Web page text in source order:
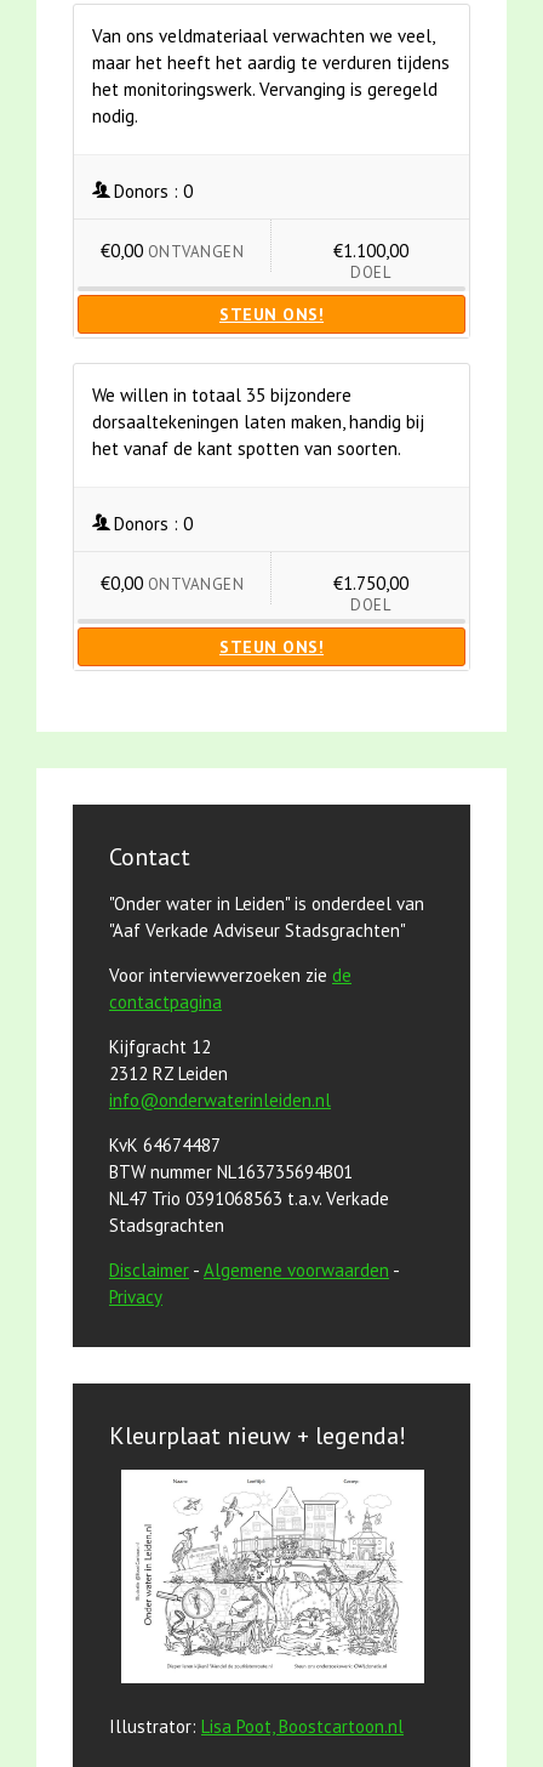
Van ons veldmateriaal verwachten we veel,
maar het heeft het aardig te verduren tijdens
het monitoringswerk. Vervanging is geregeld
nodig.
Donors : 0
€0,00 ONTVANGEN €1.100,00
DOEL
STEUN ONS!
We willen in totaal 35 bijzondere
dorsaaltekeningen laten maken, handig bij
het vanaf de kant spotten van soorten.
Donors : 0
€0,00 ONTVANGEN €1.750,00
DOEL
STEUN ONS!
Contact
"Onder water in Leiden" is onderdeel van
"Aaf Verkade Adviseur Stadsgrachten"
Voor interviewverzoeken zie de
contactpagina
Kijfgracht 12
2312 RZ Leiden
info@onderwaterinleiden.nl
KvK 64674487
BTW nummer NL163735694B01
NL47 Trio 0391068563 t.a.v. Verkade
Stadsgrachten
Disclaimer - Algemene voorwaarden -
Privacy
Kleurplaat nieuw + legenda!
Illustrator: Lisa Poot, Boostcartoon.nl